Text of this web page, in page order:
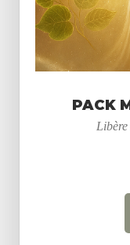
PACK
Libère